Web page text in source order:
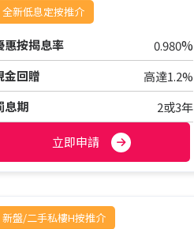
全新低息定按推介
惠按揭息率 0.980%
金回贈
高達1.2%
息期
2或3年
立即申請
新盤/二手私樓H按推介